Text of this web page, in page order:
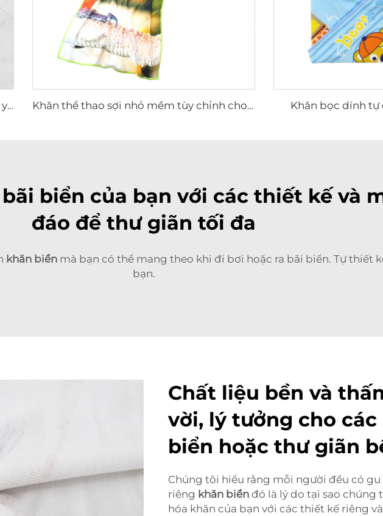
Khăn tay in kỹ thuật số bằng cotton theo yêu cầu với họa tiết hoạt hình Khăn thể thao sợi nhỏ mềm tùy chỉnh cho thể dục Khăn bọc dính
biển của bạn với các thiết kế và
đáo để thư giãn tối đa
khăn biển mà bạn có thể mang theo khi đi bơi hoặc ra bãi biển. Tự thiết
bạn.
Chất liệu bền và
vời, lý tưởng cho
biển hoặc thư giãn
Chúng tôi hiểu rằng mỗi người đều có
riêng khăn biển đó là lý do tại sao chúng
hóa khăn của bạn với các thiết kế riêng